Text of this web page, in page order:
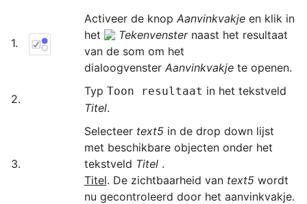
1.
Activeer de knop Aanvinkvakje en klik in
het
Tekenvenster naast het resultaat
van de som om het
dialoogvenster Aanvinkvakje te openen.
2.
Typ Toon resultaat
Titel
3.
Selecteer text5 in de drop down lijst
met beschikbare objecten onder het
tekstveld Titel
Titel. De zichtbaarheid van text5 wordt
nu gecontroleerd door het aanvinkvakje.